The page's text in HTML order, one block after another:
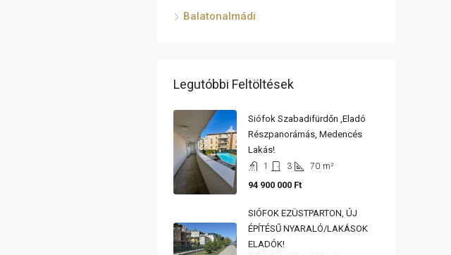
Balatonalmádi
Legutóbbi Feltöltések
Siófok Szabadifürdőn ,eladó
Részpanorámás, Medencés
Lakás!
1 3 70 m²
94 900 000 Ft
SIÓFOK EZÜSTPARTON, ÚJ
ÉPÍTÉSŰ NYARALÓ/LAKÁSOK
ELADÓK!